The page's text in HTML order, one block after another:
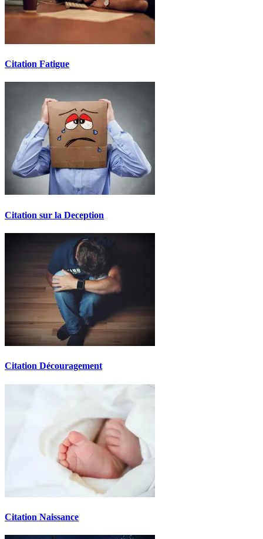
Citation Fatigue
Citation sur la Deception
Citation Découragement
Citation Naissance